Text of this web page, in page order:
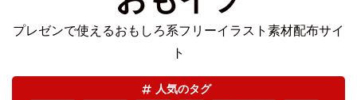
プレゼンで使えるおもしろ系フリーイラスト素材配布サイ
ト
人気のタグ